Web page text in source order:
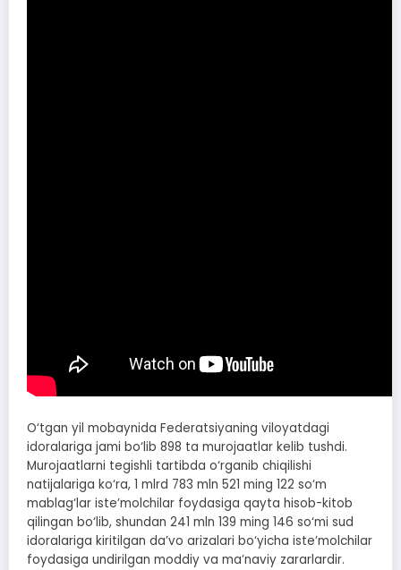
O‘tgan yil mobaynida Federatsiyaning viloyatdagi
idoralariga jami bo‘lib 898 ta murojaatlar kelib tushdi.
Murojaatlarni tegishli tartibda o‘rganib chiqilishi
natijalariga ko‘ra, 1 mlrd 783 mln 521 ming 122 so‘m
mablag‘lar iste’molchilar foydasiga qayta hisob-kitob
qilingan bo‘lib, shundan 241 mln 139 ming 146 so‘mi sud
idoralariga kiritilgan da’vo arizalari bo‘yicha iste’molchilar
foydasiga undirilgan moddiy va ma’naviy zararlardir.